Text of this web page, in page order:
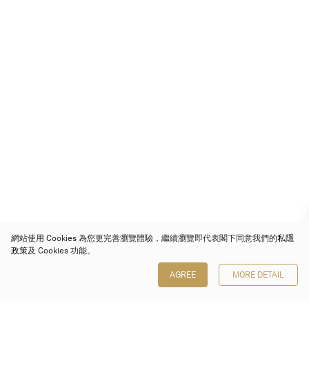
網站使用 Cookies 為您更完善瀏覽體驗，繼續瀏覽即代表閣下同意我們的私隱
政策及 Cookies 功能。
AGREE MORE DETAIL